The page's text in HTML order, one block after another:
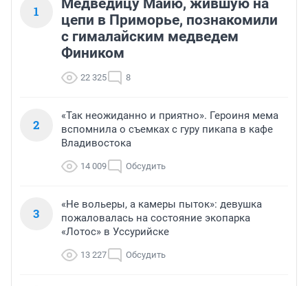
1
Медведицу Майю, жившую на
цепи в Приморье, познакомили
с гималайским медведем
Фиником
22 325 8
2
«Так неожиданно и приятно». Героиня мема
вспомнила о съемках с гуру пикапа в кафе
Владивостока
14 009 Обсудить
3
«Не вольеры, а камеры пыток»: девушка
пожаловалась на состояние экопарка
«Лотос» в Уссурийске
13 227 Обсудить